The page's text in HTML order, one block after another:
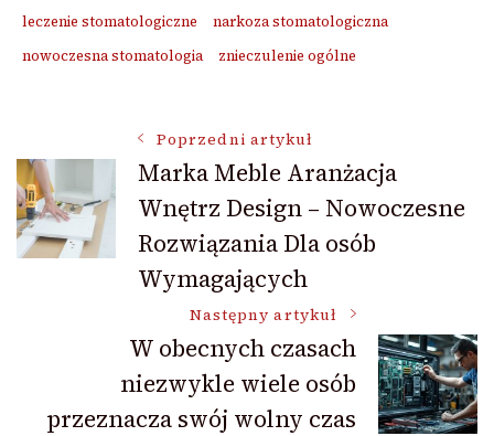
leczenie stomatologiczne
narkoza stomatologiczna
nowoczesna stomatologia
znieczulenie ogólne
Nawigacja
wpisu
Poprzedni artykuł
Marka Meble Aranżacja
Wnętrz Design – Nowoczesne
Rozwiązania Dla osób
Wymagających
Następny artykuł
W obecnych czasach
niezwykle wiele osób
przeznacza swój wolny czas